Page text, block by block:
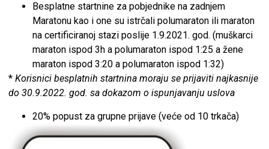
Besplatne startnine za pobjednike na zadnjem
Maratonu kao i one su istrčali polumaraton ili maraton
na certificiranoj stazi poslije 1.9.2021. god. (muškarci
maraton ispod 3h a polumaraton ispod 1:25 a žene
maraton ispod 3:20 a polumaraton ispod 1:32)
*Korisnici besplatnih startnina moraju se prijaviti najkasnije
do 30.9.2022. god. sa dokazom o ispunjavanju uslova
20% popust za grupne prijave (veće od 10 trkača)